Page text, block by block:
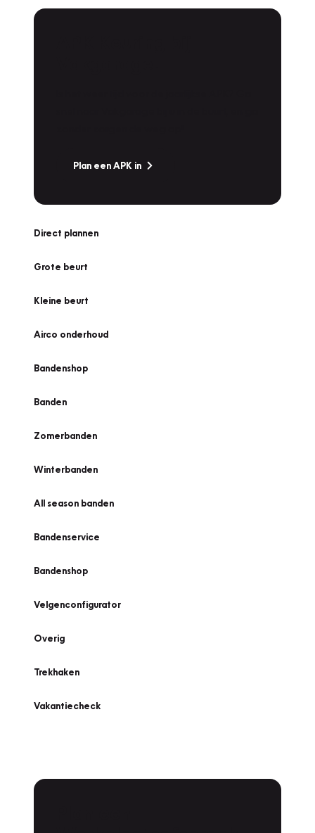
Plan een APK in
Direct plannen
Grote beurt
Kleine beurt
Airco onderhoud
Bandenshop
Banden
Zomerbanden
Winterbanden
All season banden
Bandenservice
Bandenshop
Velgenconfigurator
Overig
Trekhaken
Vakantiecheck